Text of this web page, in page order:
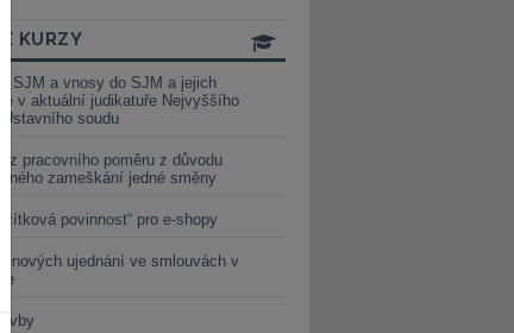
KURZY
SJM a vnosy do SJM a jejich
v aktuální judikatuře Nejvyššího
Ústavního soudu
z pracovního poměru z důvodu
zameškání jedné směny
povinnost“ pro e-shopy
cenových ujednání ve smlouvách v